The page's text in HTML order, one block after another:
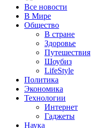
Все новости
В Мире
Общество
В стране
Здоровье
Путешествия
Шоубиз
LifeStyle
Политика
Экономика
Технологии
Интернет
Гаджеты
Наука